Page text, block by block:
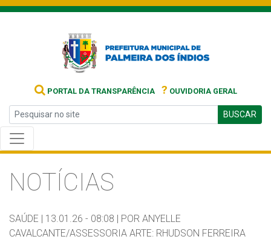
PORTAL DA TRANSPARÊNCIA ? OUVIDORIA GERAL
BUSCAR
NOTÍCIAS
SAÚDE | 13.01.26 - 08:08 | POR ANYELLE
CAVALCANTE/ASSESSORIA ARTE: RHUDSON FERREIRA